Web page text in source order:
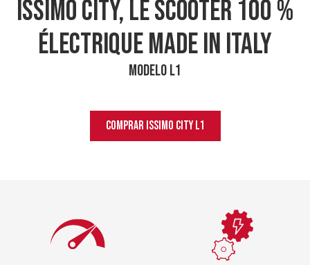
Issimo City, le scooter 100 %
électrique Made in Italy
MODELO L1
COMPRAR ISSIMO CITY L1